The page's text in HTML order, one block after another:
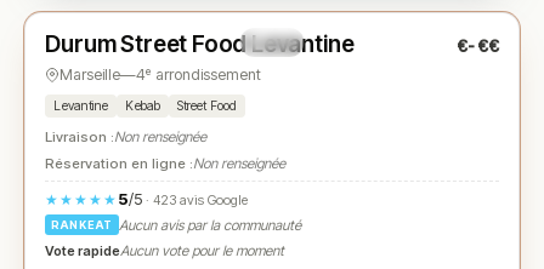
★ N° 3
Durum Street Food Levantine €-€€
Marseille—4ᵉ arrondissement
Levantine Kebab Street Food
Livraison :Non renseignée
Réservation en ligne :Non renseignée
★★★★★ 5/5· 423 avis Google
RANKEAT
Aucun avis par la communauté
Vote rapideAucun vote pour le moment